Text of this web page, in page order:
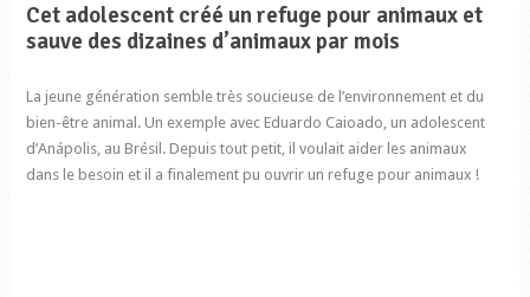
Cet adolescent créé un refuge pour animaux et
sauve des dizaines d’animaux par mois
La jeune génération semble très soucieuse de l’environnement et du
bien-être animal. Un exemple avec Eduardo Caioado, un adolescent
d’Anápolis, au Brésil. Depuis tout petit, il voulait aider les animaux
dans le besoin et il a finalement pu ouvrir un refuge pour animaux !